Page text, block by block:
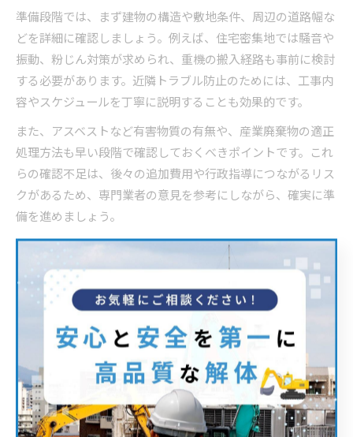
準備段階では、まず建物の構造や敷地条件、周辺の道路幅な
どを詳細に確認しましょう。例えば、住宅密集地では騒音や
振動、粉じん対策が求められ、重機の搬入経路も事前に検討
する必要があります。近隣トラブル防止のためには、工事内
容やスケジュールを丁寧に説明することも効果的です。
また、アスベストなど有害物質の有無や、産業廃棄物の適正
処理方法も早い段階で確認しておくべきポイントです。これ
らの確認不足は、後々の追加費用や行政指導につながるリス
クがあるため、専門業者の意見を参考にしながら、確実に準
備を進めましょう。
解体計画書と必要書類のチェックポイント
解体工事においては、計画書の作成と必要書類の提出が欠か
せません。神奈川県茅ヶ崎市では、床面積80㎡を超える建物
の解体の場合、建設リサイクル法に基づく届出が義務付けら
れています。解体工事届出書や委任状、リサイクル申請書な
ど、提出期限や記載内容に注意しましょう。
特に、解体工事の7日前までに届出を済ませておく必要があ
ります。書類不備や遅延があると、行政から指導が入った